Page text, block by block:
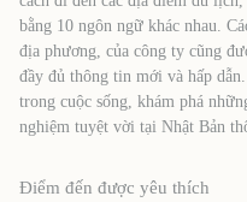
bằng 10 ngôn ngữ khác nhau.
địa phương, của công ty cũng
đầy đủ thông tin mới và hấp
trong cuộc sống, khám phá
nghiệm tuyệt vời tại Nhật Bản
Điểm đến được yêu thích